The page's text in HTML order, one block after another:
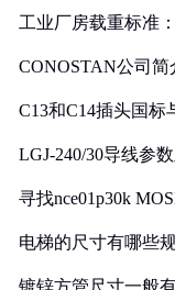
工业厂房载重标准
CONOSTAN公司简
C13和C14插头国
LGJ-240/30导线参
寻找nce01p30k
电梯的尺寸有哪些
镀锌方管尺寸一般